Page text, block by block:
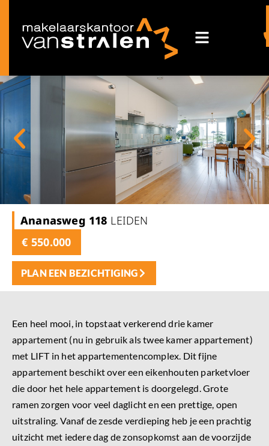
Ananasweg 118 LEIDEN
€ 550.000
PLAN EEN BEZICHTIGING
Een heel mooi, in topstaat verkerend drie kamer
appartement (nu in gebruik als twee kamer appartement)
met LIFT in het appartementencomplex. Dit fijne
appartement beschikt over een eikenhouten parketvloer
die door het hele appartement is doorgelegd. Grote
ramen zorgen voor veel daglicht en een prettige, open
uitstraling. Vanaf de zesde verdieping heb je een prachtig
uitzicht met iedere dag de zonsopkomst aan de voorzijde